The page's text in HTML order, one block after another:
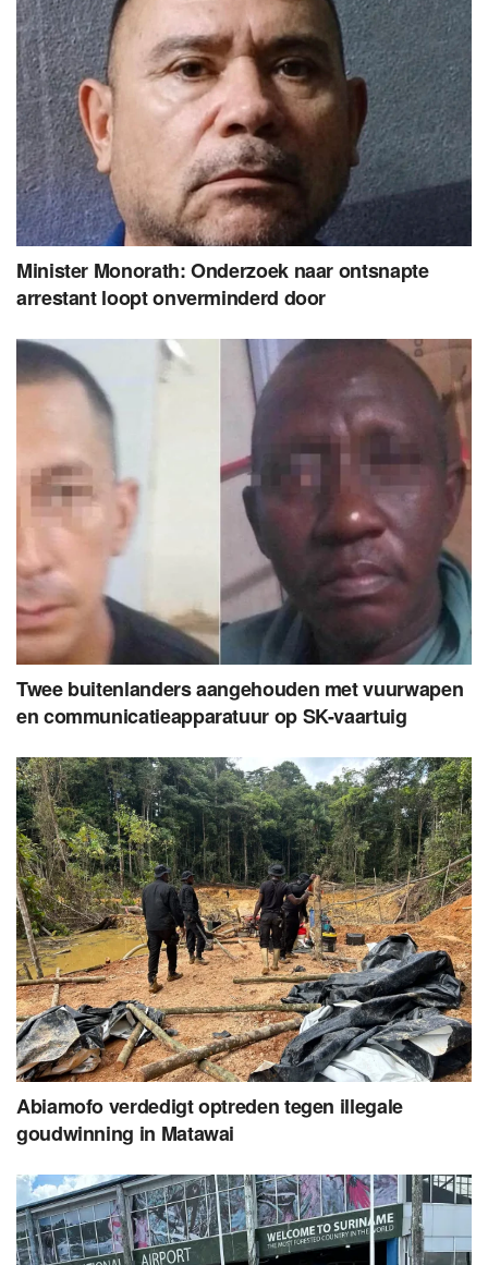
Minister Monorath: Onderzoek naar ontsnapte
arrestant loopt onverminderd door
Twee buitenlanders aangehouden met vuurwapen
en communicatieapparatuur op SK-vaartuig
Abiamofo verdedigt optreden tegen illegale
goudwinning in Matawai